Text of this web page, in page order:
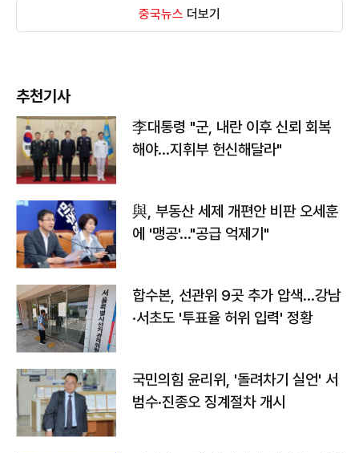
중국뉴스 더보기
추천기사
李대통령 "군, 내란 이후 신뢰 회복
해야…지휘부 헌신해달라"
與, 부동산 세제 개편안 비판 오세훈
에 '맹공'…"공급 억제기"
합수본, 선관위 9곳 추가 압색…강남
·서초도 '투표율 허위 입력' 정황
국민의힘 윤리위, '돌려차기 실언' 서
범수·진종오 징계절차 개시